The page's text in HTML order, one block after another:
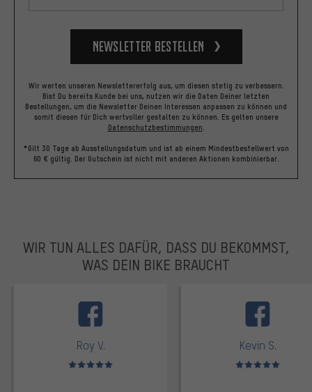
Newsletter bestellen
Wir werten unseren Newslettererfolg aus, um diesen stetig zu verbessern.
Bist Du bereits Kunde bei uns, nutzen wir die Daten Deiner letzten
Bestellungen, um die Newsletter Deinen Interessen anpassen zu können und
somit diesen für Dich wertvoller gestalten zu können. Es gelten unsere
Datenschutzbestimmungen.
*Gilt 30 Tage ab Ausstellungsdatum und ist ab einem Mindestbestellwert von
60 € gültig. Der Gutschein ist nicht mit anderen Aktionen kombinierbar.
WIR TUN ALLES DAFÜR, DASS DU BEKOMMST,
WAS DEIN BIKE BRAUCHT
Roy V.
Bewertungen: 5 von 5
Kevin S.
Bewertungen: 5 von 5